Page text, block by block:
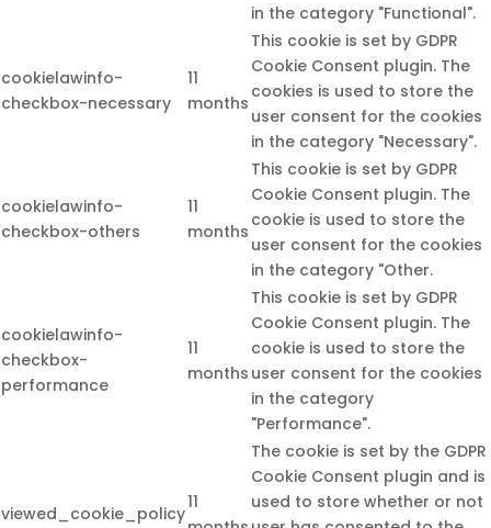
in the category "Functional".
cookielawinfo-
checkbox-necessary
11
months
This cookie is set by GDPR
Cookie Consent plugin. The
cookies is used to store the
user consent for the cookies
in the category "Necessary".
cookielawinfo-
checkbox-others
11
months
This cookie is set by GDPR
Cookie Consent plugin. The
cookie is used to store the
user consent for the cookies
in the category "Other.
cookielawinfo-
checkbox-
performance
11
months
This cookie is set by GDPR
Cookie Consent plugin. The
cookie is used to store the
user consent for the cookies
in the category
"Performance".
viewed_cookie_policy
11
The cookie is set by the GDPR
Cookie Consent plugin and is
used to store whether or not